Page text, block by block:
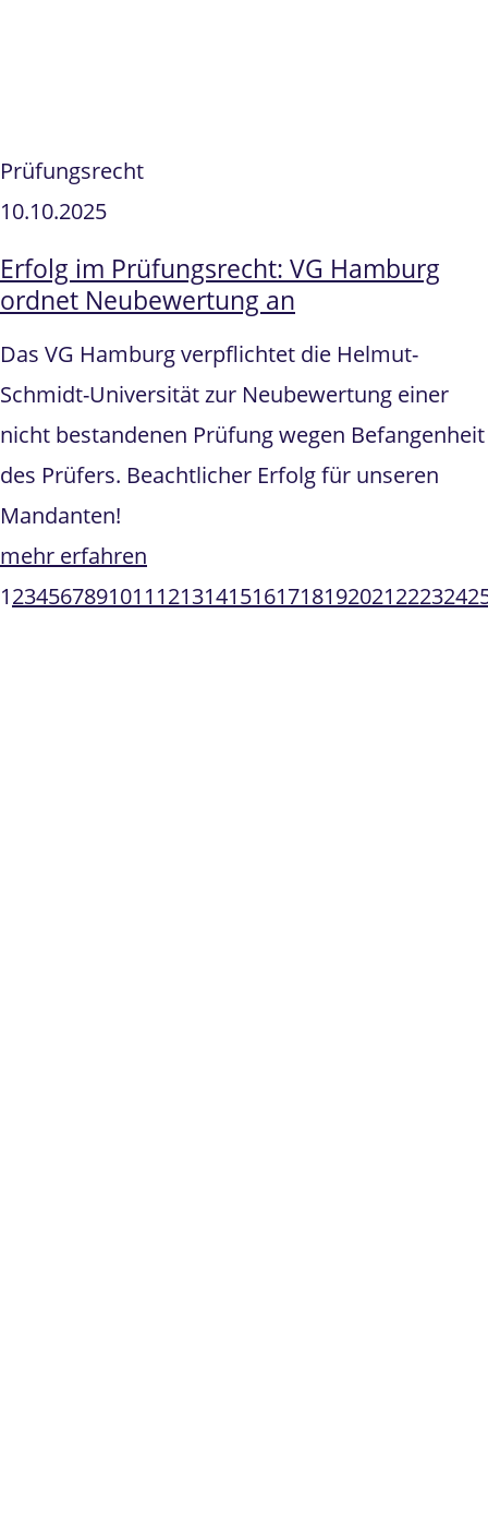
Prüfungsrecht
10.10.2025
Erfolg im Prüfungsrecht: VG Hamburg
ordnet Neubewertung an
Das VG Hamburg verpflichtet die Helmut-
Schmidt-Universität zur Neubewertung einer
nicht bestandenen Prüfung wegen Befangenheit
des Prüfers. Beachtlicher Erfolg für unseren
Mandanten!
mehr erfahren
1234567891011 12131415161718192021222324